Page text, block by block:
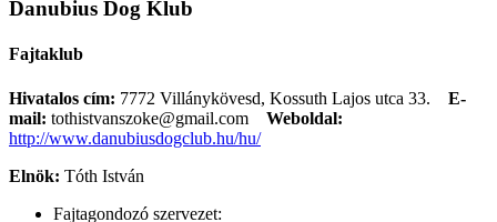
Danubius Dog Klub
Fajtaklub
Hivatalos cím: 7772 Villánykövesd, Kossuth Lajos utca 33. E-
mail: tothistvanszoke@gmail.com
Weboldal:
http://www.danubiusdogclub.hu/hu/
Elnök: Tóth István
Fajtagondozó szervezet: